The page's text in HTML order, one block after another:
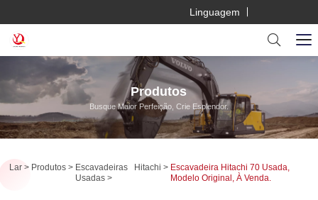
Linguagem
Produtos
Busque Maior Perfeição, Crie Esplendor.
Lar Produtos
Escavadeiras
Usadas
Hitachi
Escavadeira Hitachi 70 Usada,
Modelo Original, À Venda.